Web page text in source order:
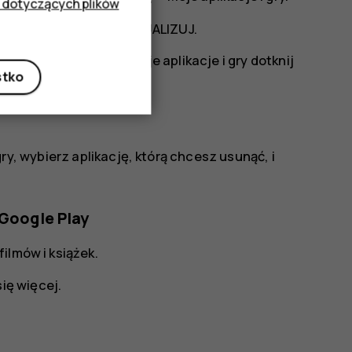
AKTUALIZUJ.
W sekcji
Moje aplikacje i gry dotknij
, wybierz aplikację, którą chcesz usunąć, i
Play
i książek.
więcej.
dotyczących plików